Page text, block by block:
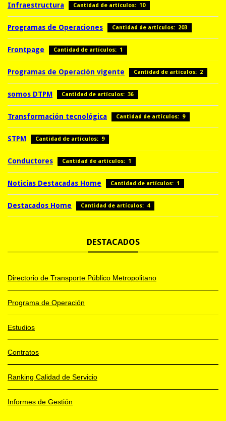
Infraestructura Cantidad de artículos: 10
Programas de Operaciones Cantidad de artículos: 203
Frontpage Cantidad de artículos: 1
Programas de Operación vigente Cantidad de artículos: 2
somos DTPM Cantidad de artículos: 36
Transformación tecnológica Cantidad de artículos: 9
STPM Cantidad de artículos: 9
Conductores Cantidad de artículos: 1
Noticias Destacadas Home Cantidad de artículos: 1
Destacados Home Cantidad de artículos: 4
DESTACADOS
Directorio de Transporte Público Metropolitano
Programa de Operación
Estudios
Contratos
Ranking Calidad de Servicio
Informes de Gestión